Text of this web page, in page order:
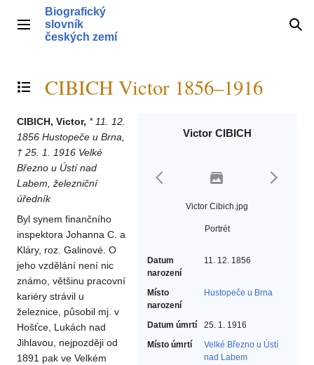
obsahHlavní menu
Biografický
slovník
českých zemí
Přepnout obsah
CIBICH Victor 1856–1916
Victor CIBICH
Victor Cibich.jpg
Portrét
Datum
narození
11. 12. 1856
Místo
narození
Hustopeče u Brna
Datum úmrtí
25. 1. 1916
Místo úmrtí
Velké Březno u Ústí
nad Labem
CIBICH, Victor, * 11. 12.
1856 Hustopeče u Brna,
† 25. 1. 1916 Velké
Březno u Ústí nad
Labem, železniční
úředník
Byl synem finančního
inspektora Johanna C. a
Kláry, roz. Galinové. O
jeho vzdělání není nic
známo, většinu pracovní
kariéry strávil u
železnice, působil mj. v
Hošťce, Lukách nad
Jihlavou, nejpozději od
1891 pak ve Velkém